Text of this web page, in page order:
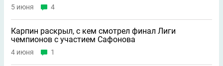
5 июня 4
Карпин раскрыл, с кем смотрел финал Лиги
чемпионов с участием Сафонова
4 июня 1